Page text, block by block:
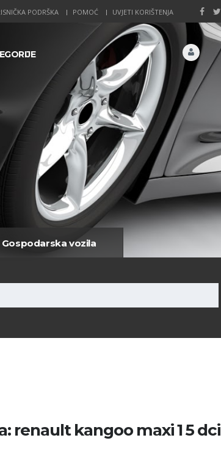
PODRŠKA POMOĆ UVJETI KORIŠTENJA
Gospodarska vozila
renault kangoo maxi 1 5 dci